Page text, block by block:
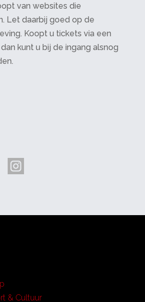
van websites die
Let daarbij goed op de
Koopt u tickets via een
kunt u bij de ingang alsnog
& Cultuur